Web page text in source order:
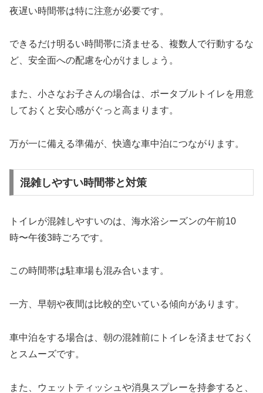
夜遅い時間帯は特に注意が必要です。
できるだけ明るい時間帯に済ませる、複数人で行動するな
ど、安全面への配慮を心がけましょう。
また、小さなお子さんの場合は、ポータブルトイレを用意
しておくと安心感がぐっと高まります。
万が一に備える準備が、快適な車中泊につながります。
混雑しやすい時間帯と対策
トイレが混雑しやすいのは、海水浴シーズンの午前10
時〜午後3時ごろです。
この時間帯は駐車場も混み合います。
一方、早朝や夜間は比較的空いている傾向があります。
車中泊をする場合は、朝の混雑前にトイレを済ませておく
とスムーズです。
また、ウェットティッシュや消臭スプレーを持参すると、